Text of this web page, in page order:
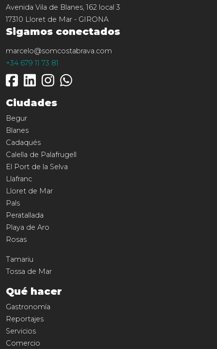
Avenida Vila de Blanes, 162 local 3
17310 Lloret de Mar - GIRONA
Sigamos conectados
marcelo@somcostabrava.com
+34 679 11 73 81
Ciudades
Begur
Blanes
Cadaqués
Calella de Palafrugell
El Port de la Selva
Llafranc
Lloret de Mar
Pals
Peratallada
Playa de Aro
Rosas
Tamariu
Tossa de Mar
Qué hacer
Gastronomía
Reportajes
Servicios
Comercio